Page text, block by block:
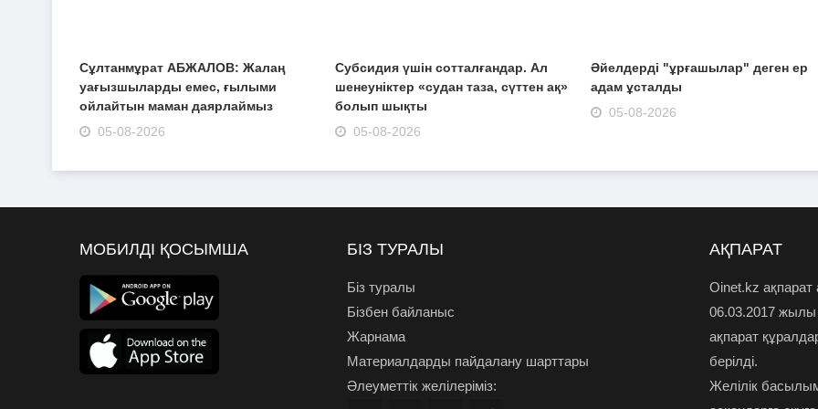
Сұлтанмұрат АБЖАЛОВ: Жалаң
уағызшыларды емес, ғылыми
ойлайтын маман даярлаймыз
05-08-2026
Субсидия үшін сотталғандар. Ал
шенеуніктер «судан таза, сүттен ақ»
болып шықты
05-08-2026
Әйелдерді "ұрғашылар" деген ер
адам ұсталды
05-08-2026
МОБИЛДІ ҚОСЫМША БІЗ ТУРАЛЫ
Біз туралы
Бізбен байланыс
Жарнама
Материалдарды пайдалану шарттары
Әлеуметтік желілеріміз:
АҚПАРАТ
Oinet.kz ақпарат
06.03.2017
ақпарат
берілді.
Желілік